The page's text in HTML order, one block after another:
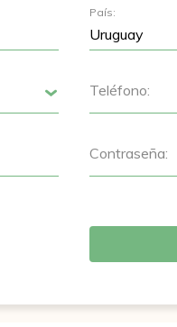
País:
Teléfono:
Contraseña: